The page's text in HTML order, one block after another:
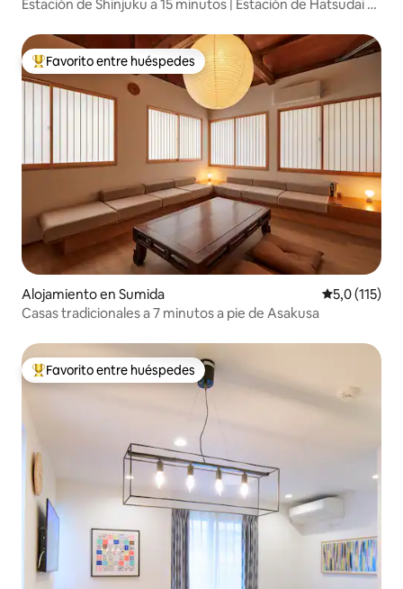
Estación de Shinjuku a 15 minutos | Estación de Hatsudai a
flor
Favorito entre los huéspedes más destacados
Favorito entre huéspedes
Alojamiento en Sumida Calificación
5,0 (115)
Casas tradicionales a 7 minutos a pie de Asakusa
Favorito entre los huéspedes más destacados
Favorito entre huéspedes